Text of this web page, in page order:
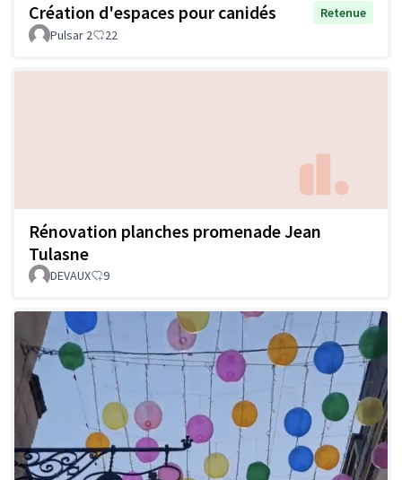
Création d'espaces pour canidés
Retenue
Pulsar 2
22
Rénovation planches promenade Jean
Tulasne
DEVAUX 9